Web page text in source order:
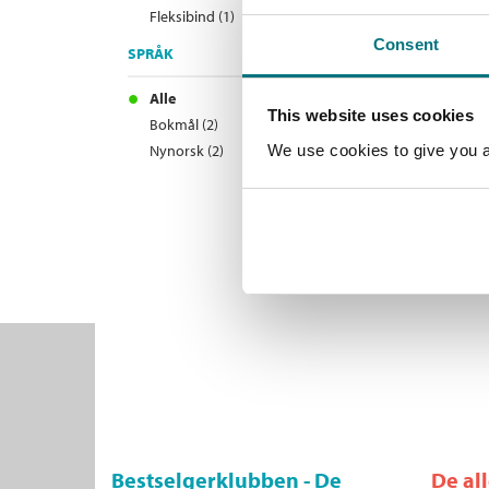
Consent
This website uses cookies
We use cookies to give you
Fleksibind (1)
SPRÅK
Alle
Bokmål (2)
Nynorsk (2)
Bestselgerklubben - De
De